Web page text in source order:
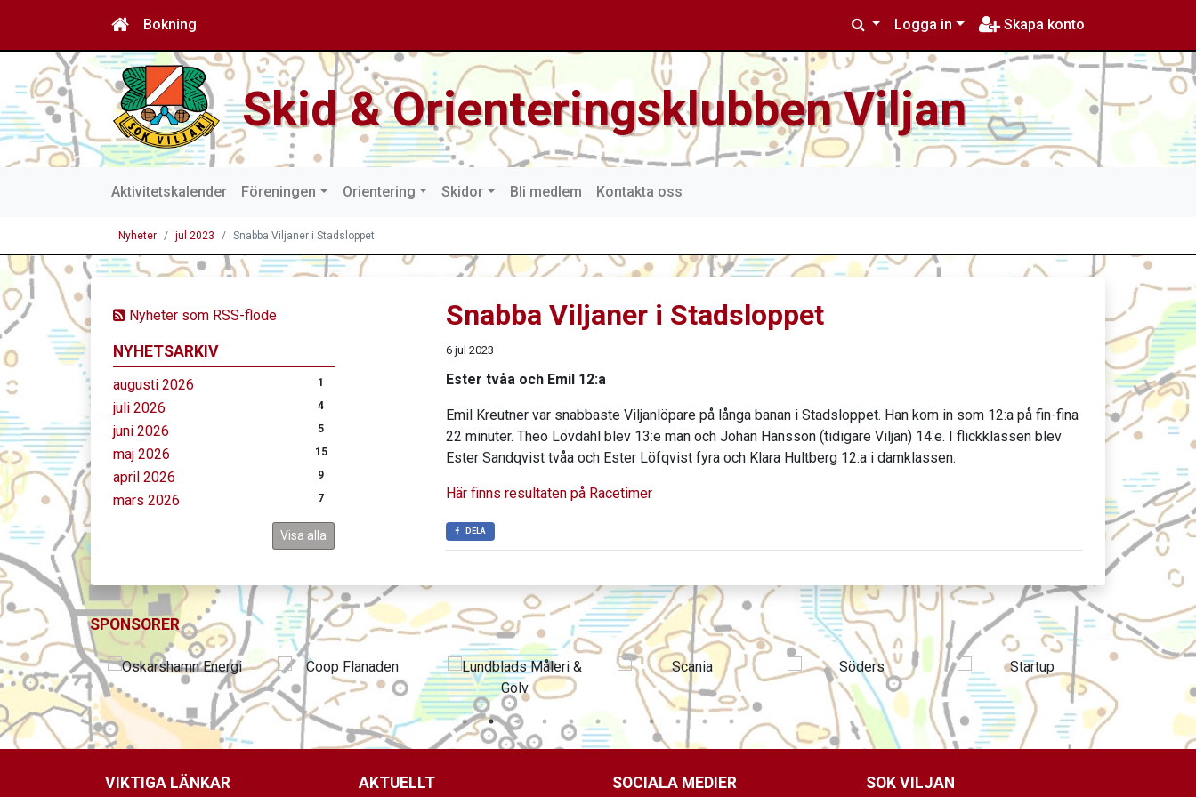
Bokning Logga in Skapa konto
Skid & Orienteringsklubben Viljan
Aktivitetskalender Föreningen Orientering Skidor Bli medlem Kontakta oss
Nyheter jul 2023 Snabba Viljaner i Stadsloppet
Nyheter som RSS-flöde
NYHETSARKIV
augusti 2026 1
juli 2026 4
juni 2026 5
maj 2026 15
april 2026 9
mars 2026 7
Visa alla
Snabba Viljaner i Stadsloppet
6 jul 2023
Ester tvåa och Emil 12:a
Emil Kreutner var snabbaste Viljanlöpare på långa banan i Stadsloppet. Han kom in som 12:a på fin-fina
22 minuter. Theo Lövdahl blev 13:e man och Johan Hansson (tidigare Viljan) 14:e. I flickklassen blev
Ester Sandqvist tvåa och Ester Löfqvist fyra och Klara Hultberg 12:a i damklassen.
Här finns resultaten på Racetimer
DELA
SPONSORER
VIKTIGA LÄNKAR AKTUELLT SOCIALA MEDIER SOK VILJAN